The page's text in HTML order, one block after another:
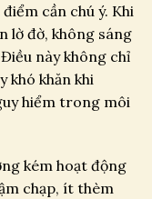
cần chú ý. Khi
lờ đờ, không sáng
này không chỉ
khó khăn khi
hiểm trong môi
kém hoạt động
chạp, ít thèm